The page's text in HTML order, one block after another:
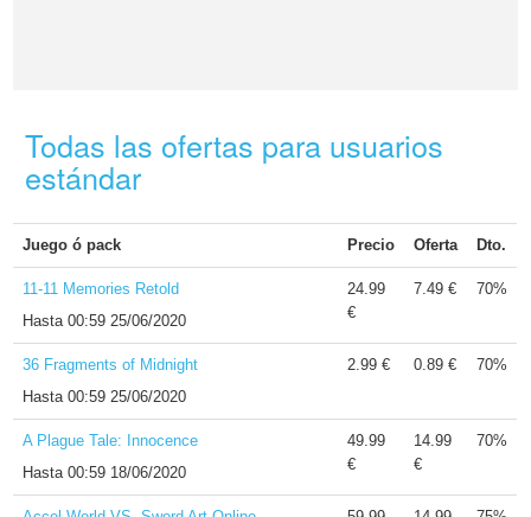
Todas las ofertas para usuarios
estándar
Juego ó pack Precio Oferta Dto.
11-11 Memories Retold
Hasta00:59 25/06/2020
24.99
€
7.49 € 70%
36 Fragments of Midnight
Hasta00:59 25/06/2020
2.99 € 0.89 € 70%
A Plague Tale: Innocence
Hasta00:59 18/06/2020
49.99
€
14.99
€
70%